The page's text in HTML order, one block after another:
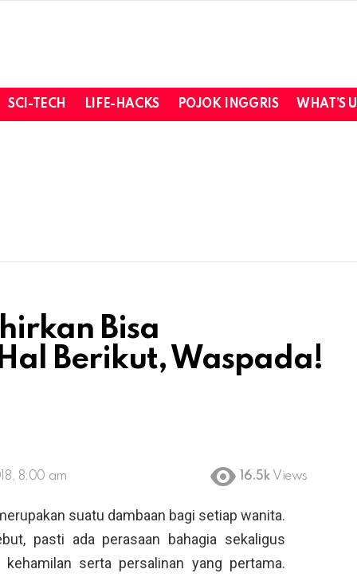
SCI-TECH LIFE-HACKS POJOK INGGRIS WHAT’S
Bisa
Berikut, Waspada!
8:00 am 16.5k Views
suatu dambaan bagi setiap wanita.
pasti ada perasaan bahagia sekaligus
serta persalinan yang pertama.